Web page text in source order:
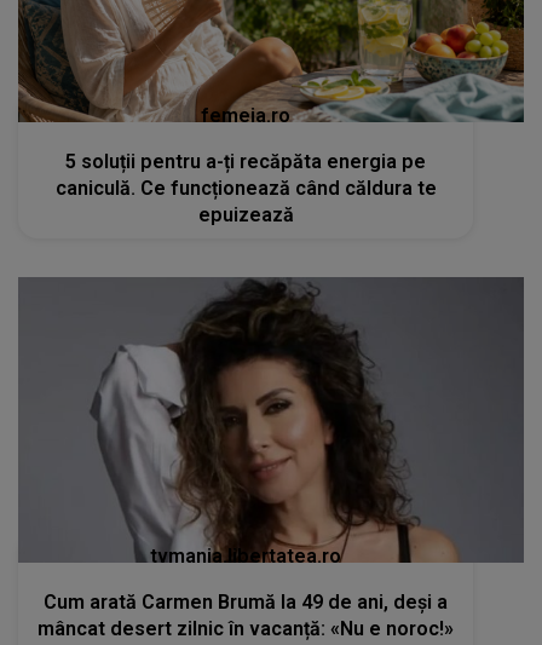
femeia.ro
5 soluții pentru a-ți recăpăta energia pe
caniculă. Ce funcționează când căldura te
epuizează
tvmania.libertatea.ro
Cum arată Carmen Brumă la 49 de ani, deși a
mâncat desert zilnic în vacanță: «Nu e noroc!»